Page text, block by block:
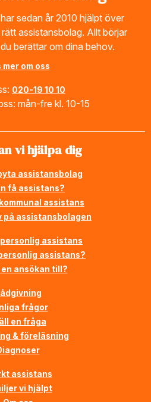
sedan år 2010 hjälpt över
assistansbolag. Allt börjar
berättar om dina behov.
mer om oss
020-19 10 10
mån-fre kl. 10-15
vi hjälpa dig
assistansbolag
få assistans?
assistans
på assistansbolagen
assistans
assistans?
en ansökan till?
frågor
en fråga
& föreläsning
assistans
vi hjälpt